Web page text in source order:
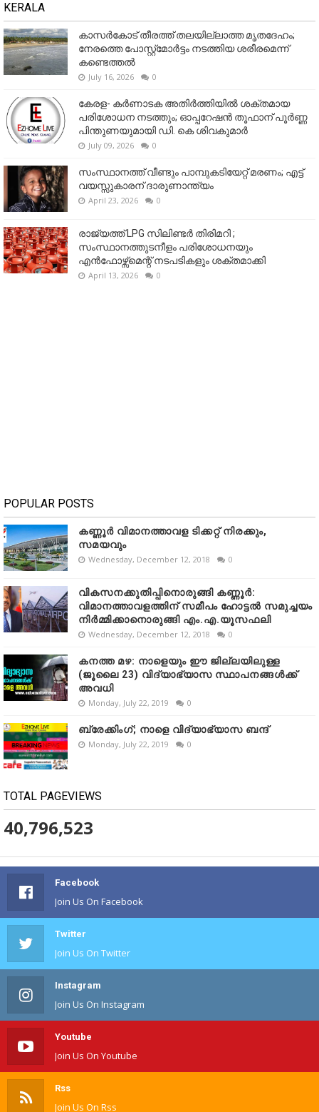
KERALA
കാസർകോട് തീരത്ത് തലയില്ലാത്ത മൃതദേഹം;
നേരത്തെ പോസ്റ്റ്‌മോർട്ടം നടത്തിയ ശരീരമെന്ന്
കണ്ടെത്തൽ
July 16, 2026 0
കേരള- കർണാടക അതിർത്തിയിൽ ശക്തമായ
പരിശോധന നടത്തും; ഓപ്പറേഷൻ തൂഫാന് പൂർണ്ണ
പിന്തുണയുമായി ഡി. കെ ശിവകുമാർ
July 09, 2026 0
സംസ്ഥാനത്ത് വീണ്ടും പാമ്പുകടിയേറ്റ് മരണം; എട്ട്
വയസ്സുകാരന് ദാരുണാന്ത്യം
April 23, 2026 0
രാജ്യത്ത് LPG സിലിണ്ടർ തിരിമറി ;
സംസ്ഥാനത്തുടനീളം പരിശോധനയും
എൻഫോഴ്സ്മെന്റ് നടപടികളും ശക്തമാക്കി
April 13, 2026 0
POPULAR POSTS
കണ്ണൂർ വിമാനത്താവള ടിക്കറ്റ് നിരക്കും,
സമയവും
Wednesday, December 12, 2018 0
വികസനക്കുതിപ്പിനൊരുങ്ങി കണ്ണൂർ:
വിമാനത്താവളത്തിന് സമീപം ഹോട്ടൽ സമുച്ചയം
നിർമ്മിക്കാനൊരുങ്ങി എം.എ.യൂസഫലി
Wednesday, December 12, 2018 0
കനത്ത മഴ: നാളെയും ഈ ജില്ലയിലുള്ള
(ജൂലൈ 23) വിദ്യാഭ്യാസ സ്ഥാപനങ്ങൾക്ക്
അവധി
Monday, July 22, 2019 0
ബ്രേക്കിംഗ്; നാളെ വിദ്യാഭ്യാസ ബന്ദ്
Monday, July 22, 2019 0
TOTAL PAGEVIEWS
40,796,523
Facebook
Join Us On Facebook
Twitter
Join Us On Twitter
Instagram
Join Us On Instagram
Youtube
Join Us On Youtube
Rss
Join Us On Rss